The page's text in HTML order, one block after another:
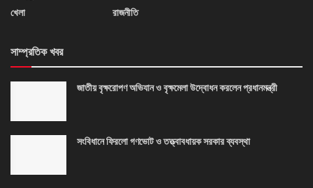
খেলা
রাজনীতি
সাম্প্রতিক খবর
জাতীয় বৃক্ষরোপণ অভিযান ও বৃক্ষমেলা উদ্বোধন করলেন প্রধানমন্ত্রী
সংবিধানে ফিরলো গণভোট ও তত্ত্বাবধায়ক সরকার ব্যবস্থা